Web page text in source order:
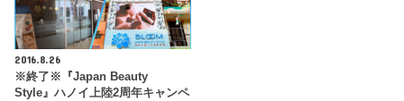
2016.8.26
※終了※『Japan Beauty
Style』ハノイ上陸2周年キャンペ